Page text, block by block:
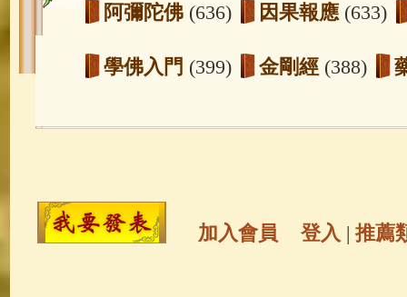
阿彌陀佛 (636) 因果報應 (633)
學佛入門 (399) 金剛經 (388)
玉曆寶鈔(236) 地藏經(225)
高僧故事 (142) 放生護生 (133)
加入會員 登入 | 推薦